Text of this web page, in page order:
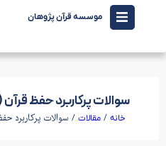
موسسه قرآن پژوهان
سوالات پرکاربرد حفظ
خانه /مقالات / سوالات پرکاربرد